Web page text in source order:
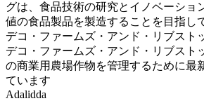
グは、食品技術の研究とイノベーショ
値の食品製品を製造することを目指し
デコ・ファームズ・アンド・リブスト
デコ・ファームズ・アンド・リブスト
の商業用農場作物を管理するために最
ています
Adalidda